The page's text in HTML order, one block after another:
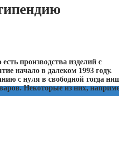
производства изделий с
начало в далеком 1993 году.
с нуля в свободной тогда
Некоторые из них,